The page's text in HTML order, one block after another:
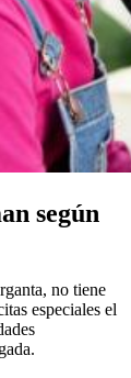
según
no tiene
especiales el